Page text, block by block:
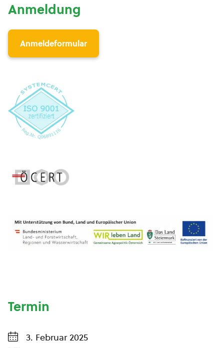
Anmeldung
Anmeldeformular
Termin
3. Februar 2025